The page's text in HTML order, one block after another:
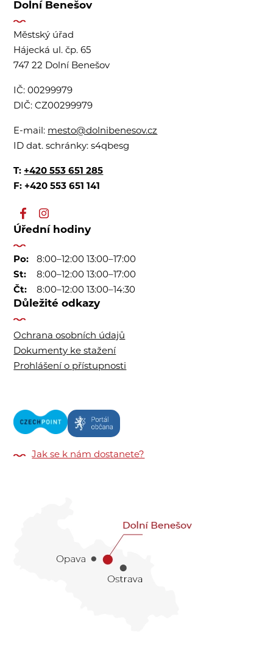
Dolní Benešov
Městský úřad
Hájecká ul. čp. 65
747 22 Dolní Benešov
IČ:00299979
DIČ:CZ00299979
E-mail: mesto@dolnibenesov.cz
ID dat. schránky:s4qbesg
T: +420 553 651 285
F: +420 553 651 141
Úřední hodiny
Po:
8:00–12:00 13:00–17:00
St:
8:00–12:00 13:00–17:00
Čt:
8:00–12:00 13:00–14:30
Důležité odkazy
Ochrana osobních údajů
Dokumenty ke stažení
Prohlášení o přístupnosti
Jak se k nám dostanete?